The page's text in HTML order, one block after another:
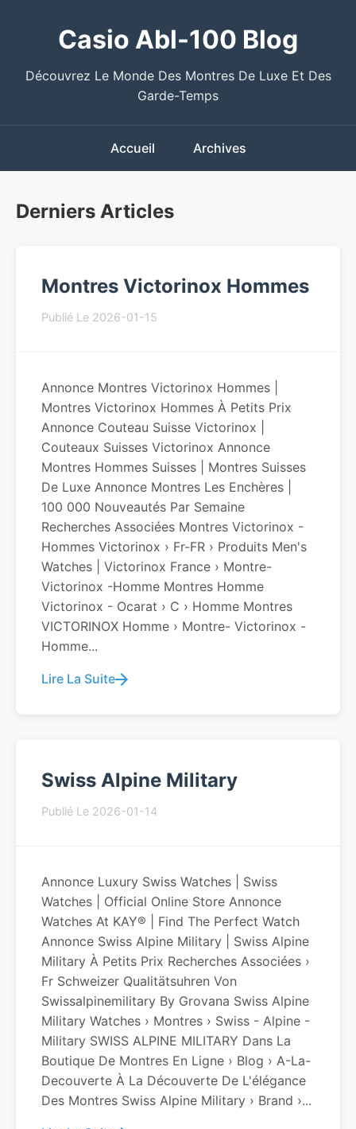
Casio Abl-100 Blog
Découvrez Le Monde Des Montres De Luxe Et Des
Garde-Temps
Accueil Archives
Derniers Articles
Montres Victorinox Hommes
Publié Le 2026-01-15
Annonce Montres Victorinox Hommes |
Montres Victorinox Hommes À Petits Prix
Annonce Couteau Suisse Victorinox |
Couteaux Suisses Victorinox Annonce
Montres Hommes Suisses | Montres Suisses
De Luxe Annonce Montres Les Enchères |
100 000 Nouveautés Par Semaine
Recherches Associées Montres Victorinox -
Hommes Victorinox › Fr-FR › Produits Men's
Watches | Victorinox France › Montre-
Victorinox -homme Montres Homme
Victorinox - Ocarat › C › Homme Montres
VICTORINOX Homme › Montre- Victorinox -
Homme...
Lire La Suite
Swiss Alpine Military
Publié Le 2026-01-14
Annonce Luxury Swiss Watches | Swiss
Watches | Official Online Store Annonce
Watches At KAY® | Find The Perfect Watch
Annonce Swiss Alpine Military | Swiss Alpine
Military À Petits Prix Recherches Associées ›
Fr Schweizer Qualitätsuhren Von
Swissalpinemilitary By Grovana Swiss Alpine
Military Watches › Montres › Swiss - Alpine -
Military SWISS ALPINE MILITARY Dans La
Boutique De Montres En Ligne › Blog › A-La-
Decouverte À La Découverte De L'élégance
Des Montres Swiss Alpine Military › Brand ›...